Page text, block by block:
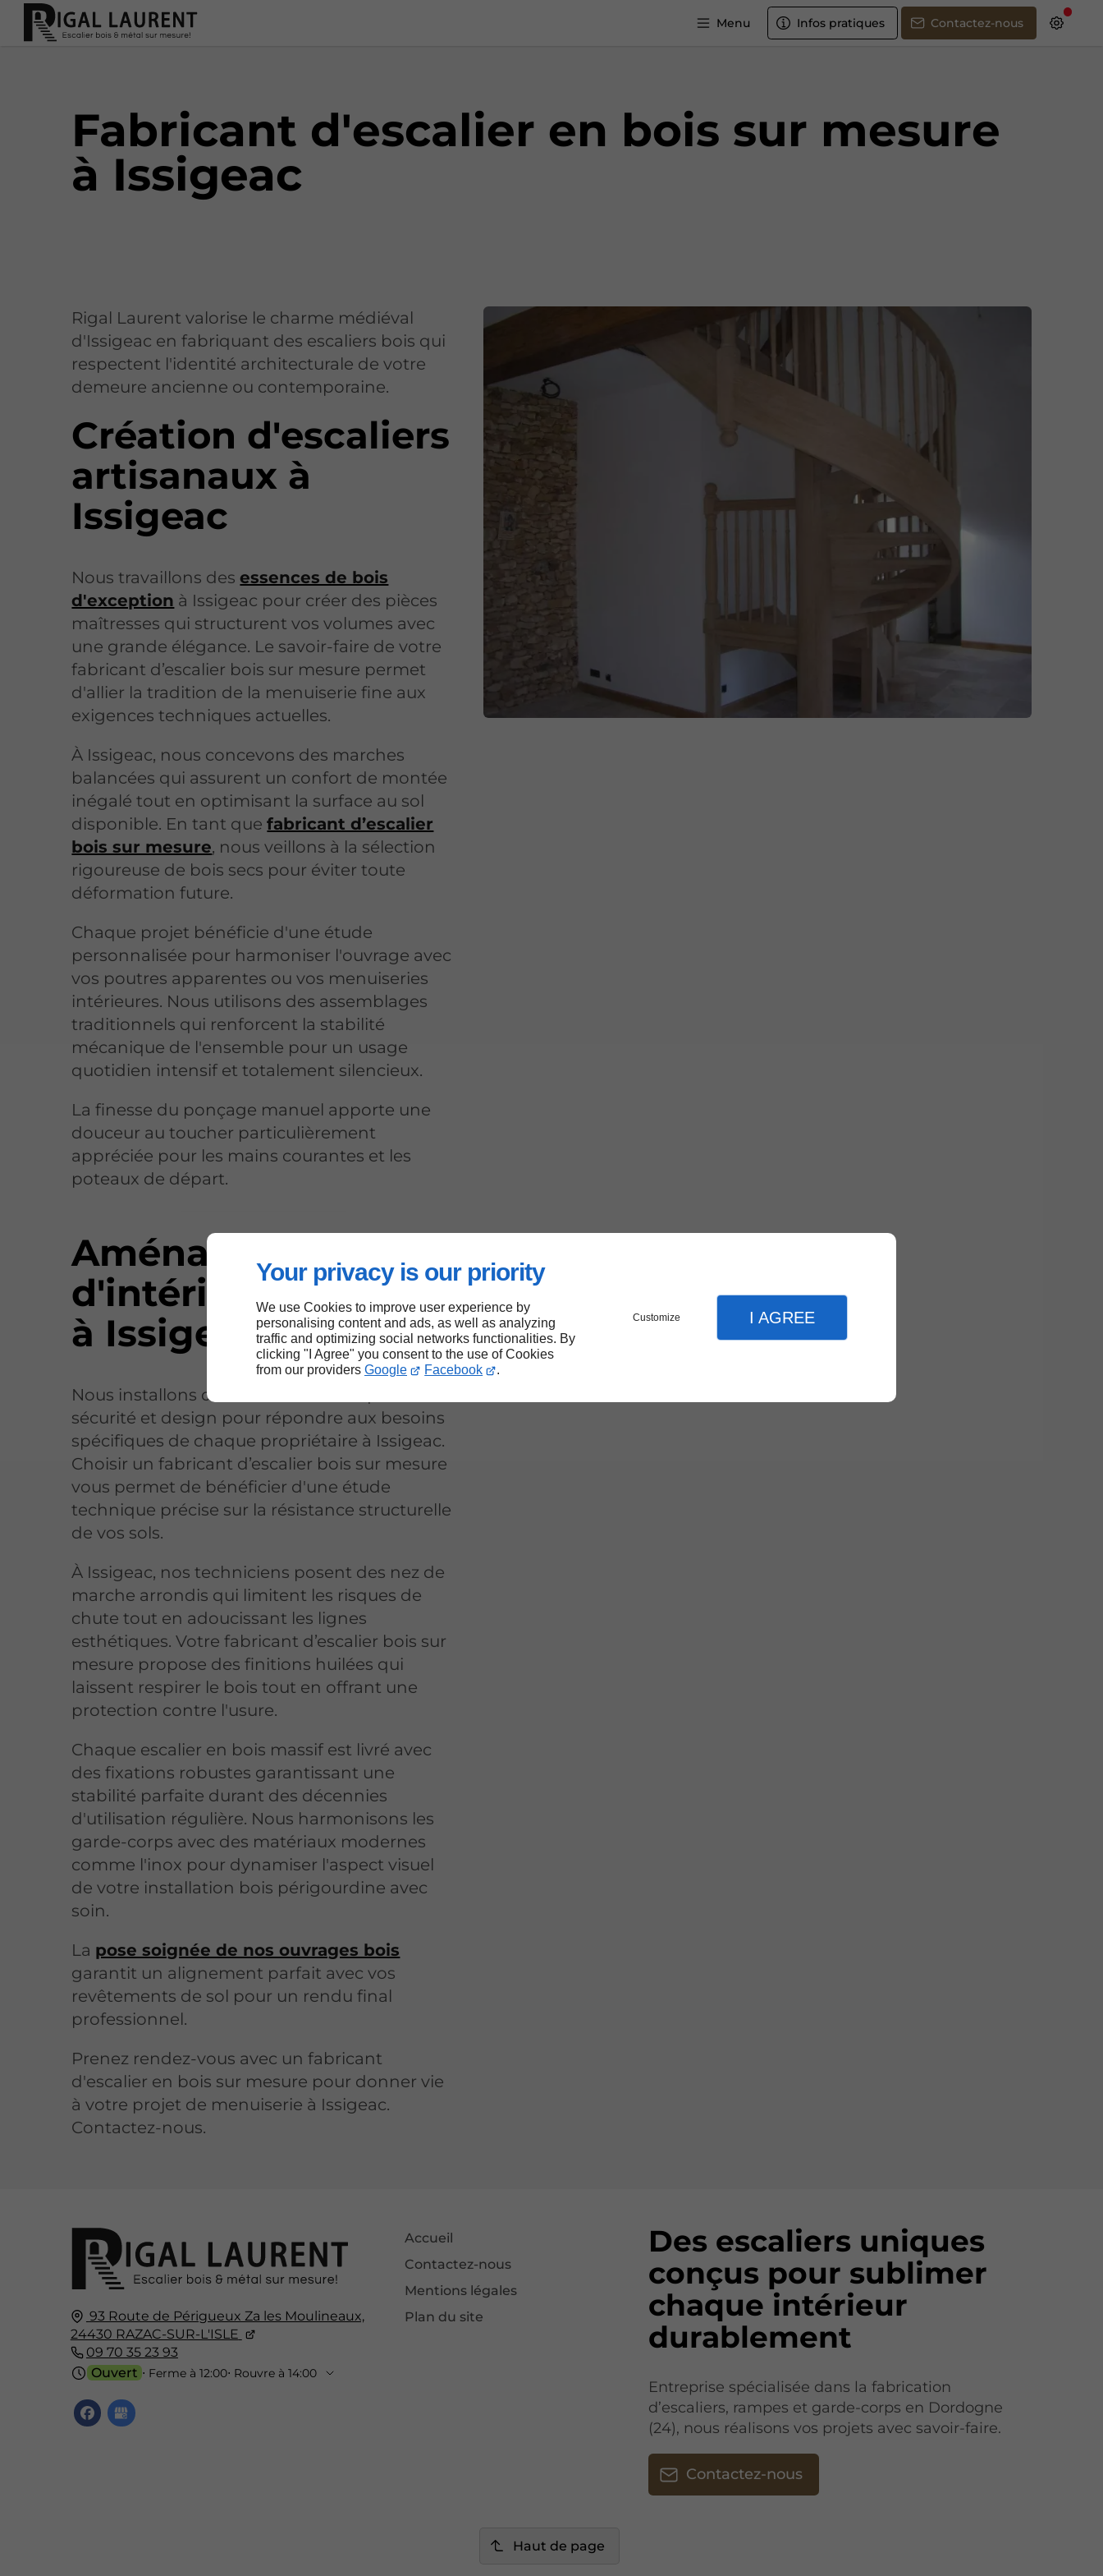
Your privacy is our priority
We use Cookies to improve user experience by
personalising content and ads, as well as analyzing
traffic and optimizing social networks functionalities. By
clicking "I Agree" you consent to the use of Cookies
from our providers Google Facebook .
Customize I AGREE
Menu Infos pratiques Contactez-nous
Fabricant d'escalier en bois sur mesure
à Issigeac
Rigal Laurent valorise le charme médiéval
d'Issigeac en fabriquant des escaliers bois qui
respectent l'identité architecturale de votre
demeure ancienne ou contemporaine.
Création d'escaliers
artisanaux à
Issigeac
Nous travaillons desessences de bois
d'exception à Issigeac pour créer des pièces
maîtresses qui structurent vos volumes avec
une grande élégance. Le savoir-faire de votre
fabricant d’escalier bois sur mesure permet
d'allier la tradition de la menuiserie fine aux
exigences techniques actuelles.
À Issigeac, nous concevons des marches
balancées qui assurent un confort de montée
inégalé tout en optimisant la surface au sol
disponible. En tant quefabricant d’escalier
bois sur mesure, nous veillons à la sélection
rigoureuse de bois secs pour éviter toute
déformation future.
Chaque projet bénéficie d'une étude
personnalisée pour harmoniser l'ouvrage avec
vos poutres apparentes ou vos menuiseries
intérieures. Nous utilisons des assemblages
traditionnels qui renforcent la stabilité
mécanique de l'ensemble pour un usage
quotidien intensif et totalement silencieux.
La finesse du ponçage manuel apporte une
douceur au toucher particulièrement
appréciée pour les mains courantes et les
poteaux de départ.
Aménagement
d'intérieurs en bois
à Issigeac
Nous installons des structures bois qui allient
sécurité et design pour répondre aux besoins
spécifiques de chaque propriétaire à Issigeac.
Choisir un fabricant d’escalier bois sur mesure
vous permet de bénéficier d'une étude
technique précise sur la résistance structurelle
de vos sols.
À Issigeac, nos techniciens posent des nez de
marche arrondis qui limitent les risques de
chute tout en adoucissant les lignes
esthétiques. Votre fabricant d’escalier bois sur
mesure propose des finitions huilées qui
laissent respirer le bois tout en offrant une
protection contre l'usure.
Chaque escalier en bois massif est livré avec
des fixations robustes garantissant une
stabilité parfaite durant des décennies
d'utilisation régulière. Nous harmonisons les
garde-corps avec des matériaux modernes
comme l'inox pour dynamiser l'aspect visuel
de votre installation bois périgourdine avec
soin.
La pose soignée de nos ouvrages bois
garantit un alignement parfait avec vos
revêtements de sol pour un rendu final
professionnel.
Prenez rendez-vous avec un fabricant
d'escalier en bois sur mesure pour donner vie
à votre projet de menuiserie à Issigeac.
Contactez-nous.
93 Route de Périgueux Za les Moulineaux,
24430 RAZAC-SUR-L'ISLE
09 70 35 23 93
Ouvert ⋅ Ferme à 12:00⋅ Rouvre à 14:00
Accueil
Contactez-nous
Mentions légales
Plan du site
Des escaliers uniques
conçus pour sublimer
chaque intérieur
durablement
Entreprise spécialisée dans la fabrication
d’escaliers, rampes et garde-corps en Dordogne
(24), nous réalisons vos projets avec savoir-faire.
Contactez-nous
Haut de page